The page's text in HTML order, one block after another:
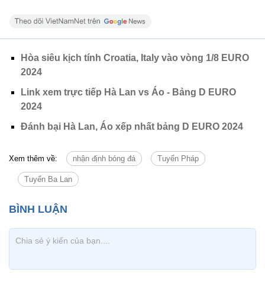
Hòa siêu kịch tính Croatia, Italy vào vòng 1/8 EURO
2024
Link xem trực tiếp Hà Lan vs Áo - Bảng D EURO
2024
Đánh bại Hà Lan, Áo xếp nhất bảng D EURO 2024
Xem thêm về: nhận định bóng đá Tuyển Pháp
Tuyển Ba Lan